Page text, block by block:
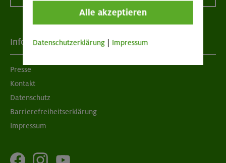
Info
Presse
Kontakt
Datenschutz
Barrierefreiheitserklärung
Impressum
Alle akzeptieren
Datenschutzerklärung Impressum